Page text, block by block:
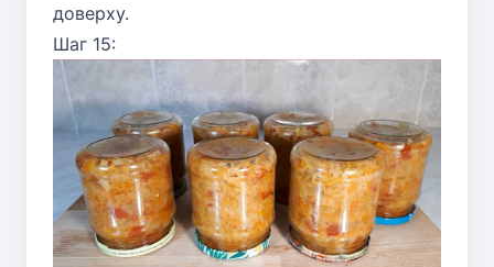
доверху.
Шаг 15: